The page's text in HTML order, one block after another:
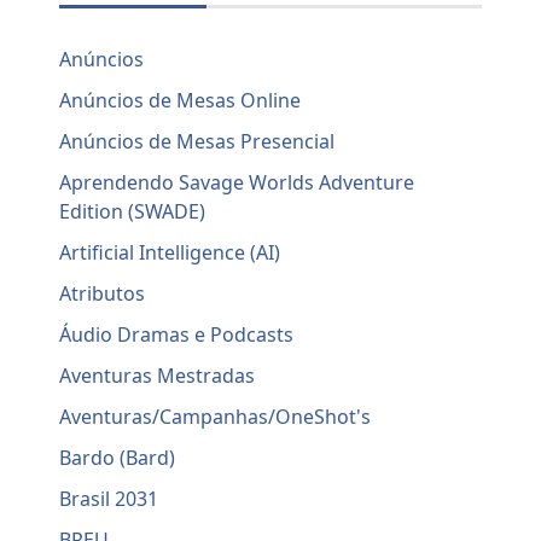
Anúncios
Anúncios de Mesas Online
Anúncios de Mesas Presencial
Aprendendo Savage Worlds Adventure
Edition (SWADE)
Artificial Intelligence (AI)
Atributos
Áudio Dramas e Podcasts
Aventuras Mestradas
Aventuras/Campanhas/OneShot's
Bardo (Bard)
Brasil 2031